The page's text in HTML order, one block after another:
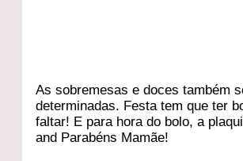
As sobremesas e doces também
determinadas. Festa tem que ter
faltar! E para hora do bolo, a
and Parabéns Mamãe!